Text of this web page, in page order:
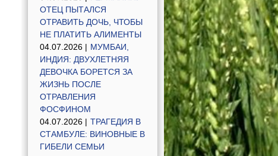
ОТЕЦ ПЫТАЛСЯ
ОТРАВИТЬ ДОЧЬ, ЧТОБЫ
НЕ ПЛАТИТЬ АЛИМЕНТЫ
04.07.2026 | МУМБАИ,
ИНДИЯ: ДВУХЛЕТНЯЯ
ДЕВОЧКА БОРЕТСЯ ЗА
ЖИЗНЬ ПОСЛЕ
ОТРАВЛЕНИЯ
ФОСФИНОМ
04.07.2026 | ТРАГЕДИЯ В
СТАМБУЛЕ: ВИНОВНЫЕ В
ГИБЕЛИ СЕМЬИ